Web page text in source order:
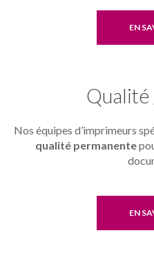
EN
Qualité
Nos équipes d’imprimeurs
qualité permanente
EN